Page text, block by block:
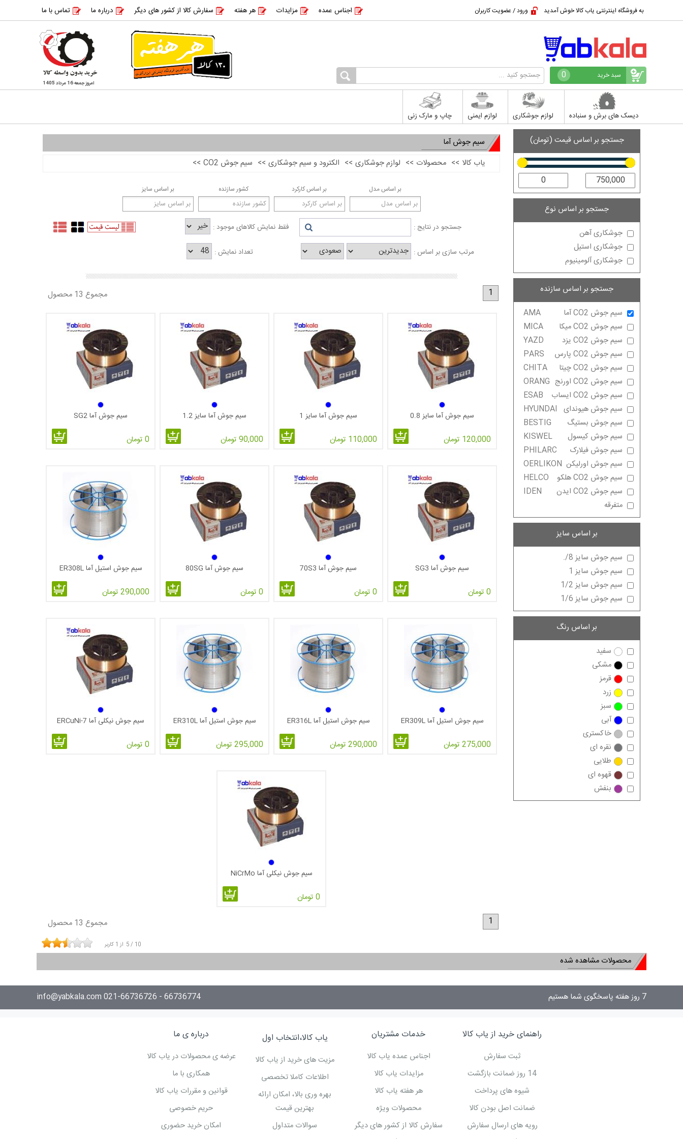
به فروشگاه اینترنتی یاب کالا خوش آمدید ورود / عضویت کاربران اجناس عمده مزایدات هر هفته سفارش کالا از کشور های دیگر درباره ما تماس با ما
سبد خرید 0
امروز جمعه 16 مرداد 1405
دیسک های برش و سنباده لوازم جوشکاری لوازم ایمنی چاپ و مارک زنی
جستجو بر اساس قیمت (تومان)
جستجو بر اساس نوع
جوشکاری آهن
جوشکاری استیل
جوشکاری آلومینیوم
جستجو بر اساس سازنده
سیم جوش CO2 آما
AMA
سیم جوش CO2 میکا
MICA
سیم جوش CO2 یزد
YAZD
سیم جوش CO2 پارس
PARS
سیم جوش CO2 چیتا
CHITA
سیم جوش CO2 اورنج
ORANG
سیم جوش CO2 ایساب
ESAB
سیم جوش هیوندای HYUNDAI
سیم جوش بستیگ
BESTIG
سیم جوش کیسول
KISWEL
سیم جوش فیلارک
PHILARC
سیم جوش اورلیکن OERLIKON
سیم جوش CO2 هلکو
HELCO
سیم جوش CO2 ایدن
IDEN
متفرقه
بر اساس سایز
سیم جوش سایز 8/.
سیم جوش سایز 1
سیم جوش سایز 1/2
سیم جوش سایز 1/6
بر اساس رنگ
سفید
مشکی
قرمز
زرد
سبز
آبی
خاکستری
نقره ای
طلایی
قهوه ای
بنفش
سیم جوش آما
یاب کالا >> محصولات >> لوازم جوشکاری >> الکترود و سیم جوشکاری >> سیم جوش CO2 >>
بر اساس مدل بر اساس کارکرد کشور سازنده بر اساس سایز
جستجو در نتایج : فقط نمایش کالاهای موجود :
مرتب سازی بر اساس : تعداد نمایش :
1 مجموع 13 محصول
سیم جوش آما سایز 0.8
120,000 تومان
سیم جوش آما سایز 1
110,000 تومان
سیم جوش آما سایز 1.2
90,000 تومان
سیم جوش آما SG2
0 تومان
سیم جوش آما SG3
0 تومان
سیم جوش آما 70S3
0 تومان
سیم جوش آما 80SG
0 تومان
سیم جوش استیل آما ER308L
290,000 تومان
سیم جوش استیل آما ER309L
275,000 تومان
سیم جوش استیل آما ER316L
290,000 تومان
سیم جوش استیل آما ER310L
295,000 تومان
سیم جوش نیکلی آما ERCuNi-7
0 تومان
سیم جوش نیکلی آما NiCrMo
0 تومان
1
مجموع 13 محصول
5 / 10 از 1 کاربر
محصولات مشاهده شده
66736774 - 021-66736726 info@yabkala.com 7 روز هفته پاسخگوی شما هستیم
راهنمای خرید از یاب کالا
ثبت سفارش
14 روز ضمانت بازگشت
شیوه های پرداخت
ضمانت اصل بودن کالا
رویه های ارسال سفارش
خدمات مشتریان
اجناس عمده یاب کالا
مزایدات یاب کالا
هر هفته یاب کالا
محصولات ویژه
سفارش کالا از کشور های دیگر
یاب کالا،انتخاب اول
مزیت های خرید از یاب کالا
اطلاعات کاملا تخصصی
بهره وری بالا، امکان ارائه
بهترین قیمت
سوالات متداول
درباره ی ما
عرضه ی محصولات در یاب کالا
همکاری با ما
قوانین و مقررات یاب کالا
حریم خصوصی
امکان خرید حضوری